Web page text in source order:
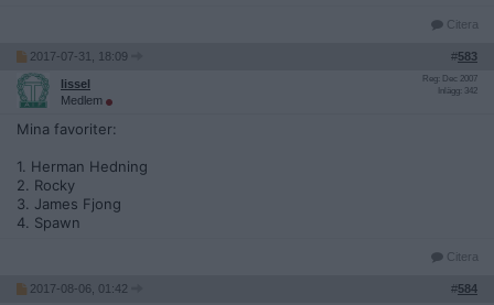
Citera
2017-07-31, 18:09 #583
lissel
Medlem
Reg: Dec 2007
Inlägg: 342
Mina favoriter:
1. Herman Hedning
2. Rocky
3. James Fjong
4. Spawn
Citera
2017-08-06, 01:42 #584